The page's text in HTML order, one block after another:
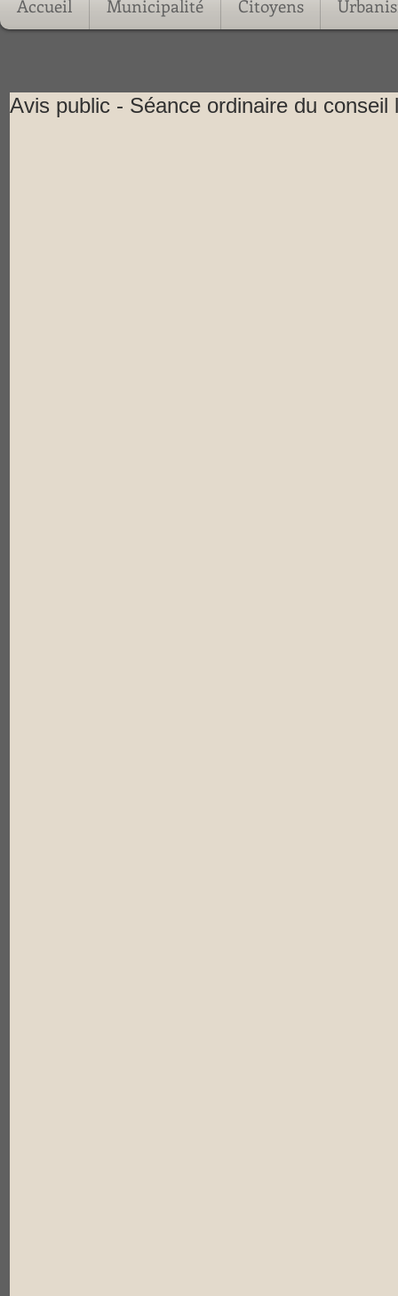
Accueil Municipalité Citoyens
Avis public - Séance ordinaire du conseil